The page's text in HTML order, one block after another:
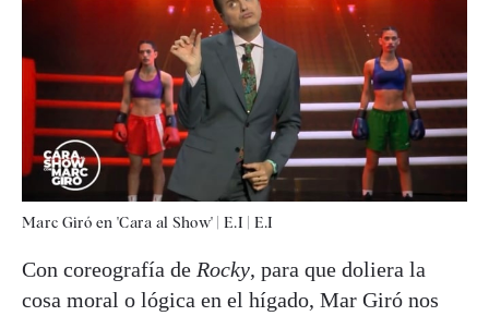
Marc Giró en 'Cara al Show' | E.I E.I
Con coreografía de Rocky, para que doliera la
cosa moral o lógica en el hígado, Mar Giró nos